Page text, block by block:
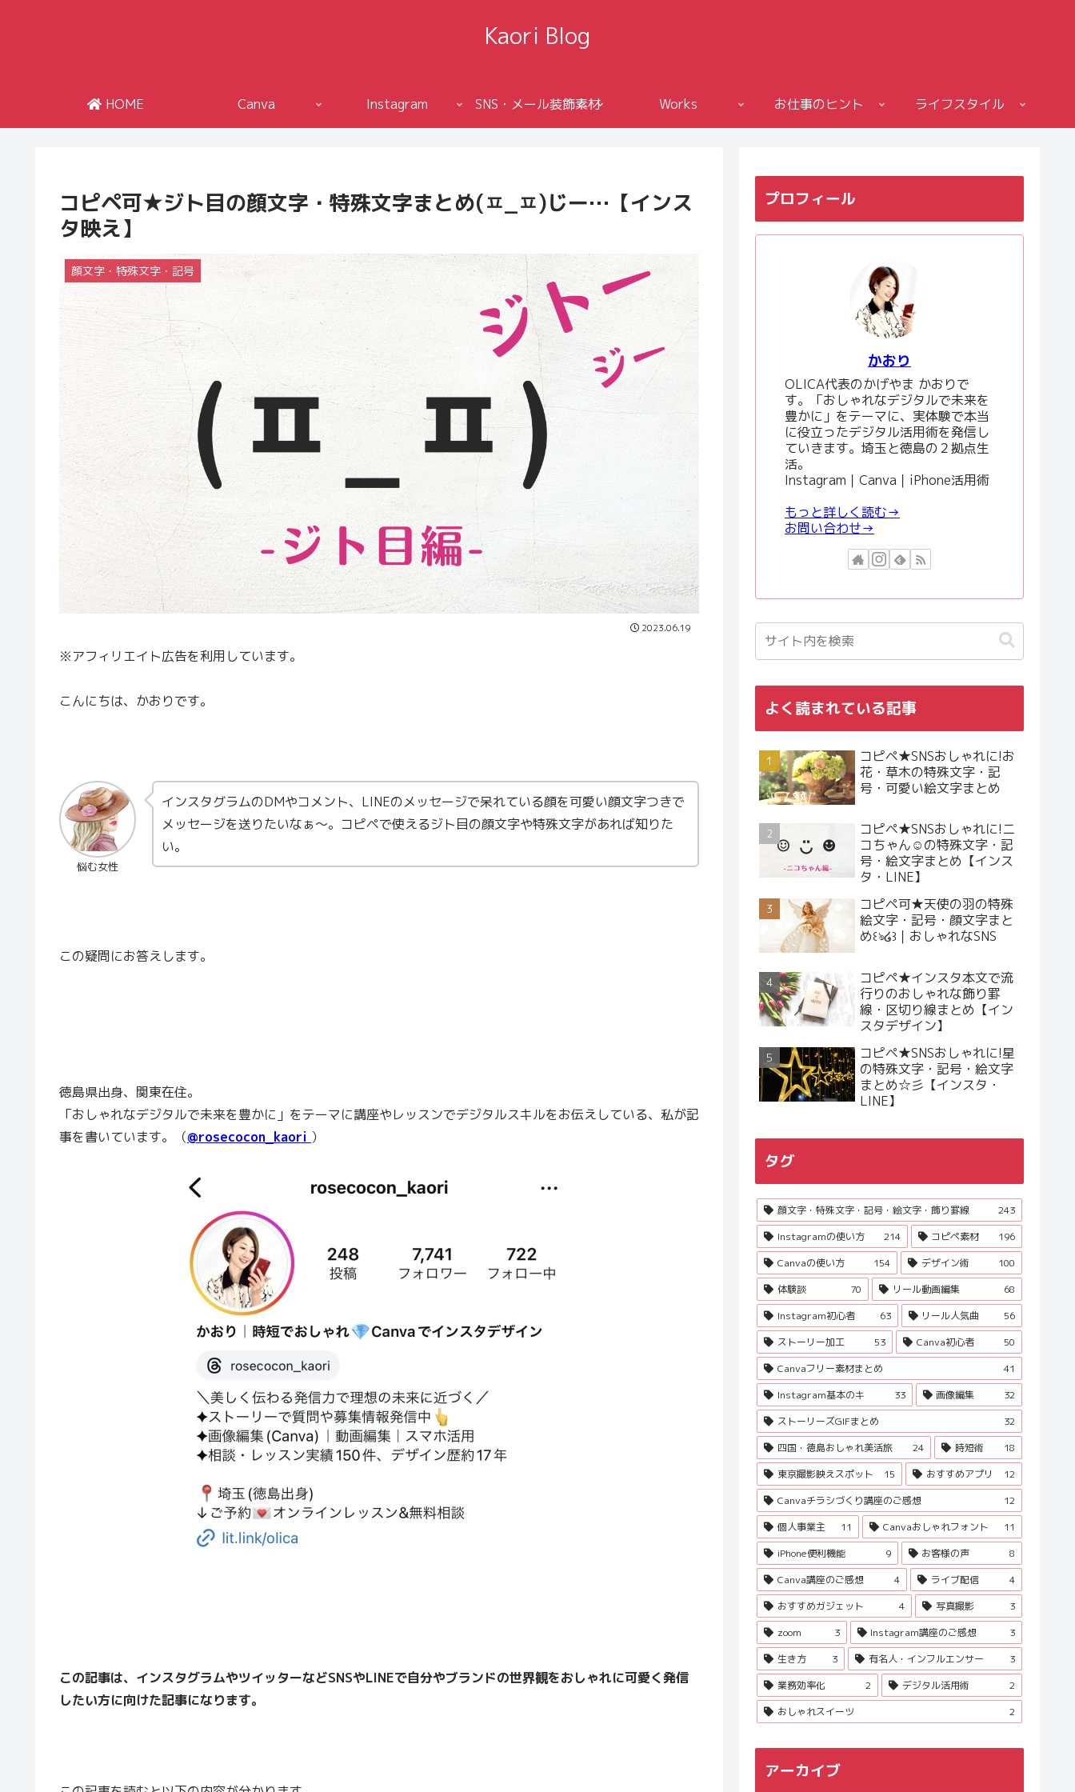
Kaori Blog
HOME Canva Instagram SNS・メール装飾素材 Works お仕事のヒント ライフスタイル
コピペ可★ジト目の顔文字・特殊文字まとめ(ㅍ_ㅍ)じー…【インス
タ映え】
顔文字・特殊文字・記号
2023.06.19
※アフィリエイト広告を利用しています。
こんにちは、かおりです。
悩む女性
インスタグラムのDMやコメント、LINEのメッセージで呆れている顔を可愛い顔文字つきで
メッセージを送りたいなぁ〜。コピペで使えるジト目の顔文字や特殊文字があれば知りた
い。
この疑問にお答えします。
徳島県出身、関東在住。
「おしゃれなデジタルで未来を豊かに」をテーマに講座やレッスンでデジタルスキルをお伝えしている、私が記
事を書いています。（@rosecocon_kaori ）
この記事は、インスタグラムやツイッターなどSNSやLINEで自分やブランドの世界観をおしゃれに可愛く発信
したい方に向けた記事になります。
プロフィール
かおり
OLICA代表のかげやま かおりで
す。「おしゃれなデジタルで未来を
豊かに」をテーマに、実体験で本当
に役立ったデジタル活用術を発信し
ていきます。埼玉と徳島の２拠点生
活。
Instagram｜Canva｜iPhone活用術
もっと詳しく読む→
お問い合わせ→
よく読まれている記事
コピペ★SNSおしゃれに!お
花・草木の特殊文字・記
号・可愛い絵文字まとめ
コピペ★SNSおしゃれに!ニ
コちゃん☺︎の特殊文字・記
号・絵文字まとめ【インス
タ・LINE】
コピペ可★天使の羽の特殊
絵文字・記号・顔文字まと
め꒰ঌ໒꒱｜おしゃれなSNS
コピペ★インスタ本文で流
行りのおしゃれな飾り罫
線・区切り線まとめ【イン
スタデザイン】
コピペ★SNSおしゃれに!星
の特殊文字・記号・絵文字
まとめ☆彡【インスタ・
LINE】
タグ
顔文字・特殊文字・記号・絵文字・飾り罫線
243
Instagramの使い方
214 コピペ素材
196
Canvaの使い方
154 デザイン術
100
体験談
70 リール動画編集
68
Instagram初心者
63 リール人気曲
56
ストーリー加工
53 Canva初心者
50
Canvaフリー素材まとめ
41
Instagram基本のキ
33 画像編集
32
ストーリーズGIFまとめ
32
四国・徳島おしゃれ美活旅
24 時短術
18
東京撮影映えスポット
15 おすすめアプリ
12
Canvaチラシづくり講座のご感想
12
個人事業主
11 Canvaおしゃれフォント
11
iPhone便利機能
9 お客様の声
8
Canva講座のご感想
4 ライブ配信
4
おすすめガジェット
4 写真撮影
3
zoom
3 Instagram講座のご感想
3
生き方
3 有名人・インフルエンサー
3
業務効率化
2 デジタル活用術
2
おしゃれスイーツ
2
アーカイブ